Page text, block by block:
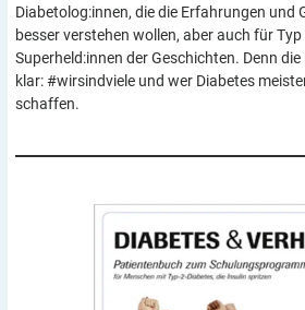
Diabetolog:innen, die die Erfahrungen und
besser verstehen wollen, aber auch für
Superheld:innen der Geschichten. Denn
klar: #wirsindviele und wer Diabetes
schaffen.